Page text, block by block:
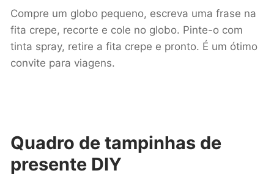
Compre um globo pequeno, escreva uma frase na
fita crepe, recorte e cole no globo. Pinte-o com
tinta spray, retire a fita crepe e pronto. É um ótimo
convite para viagens.
Quadro de tampinhas de
presente DIY